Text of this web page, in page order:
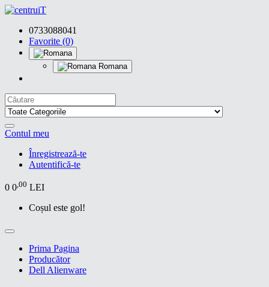
0733088041
Favorite (0)
Romana
Contul meu
Înregistrează-te
Autentifică-te
0 0,00 LEI
Coșul este gol!
Prima Pagina
Producător
Dell Alienware